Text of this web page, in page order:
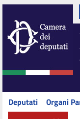
Deputati Organi